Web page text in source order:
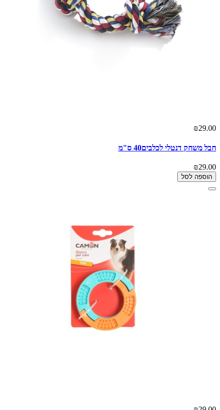
₪29.00
חבל משחק דנטלי לכלבים40 ס"מ
₪29.00
הוספה לסל